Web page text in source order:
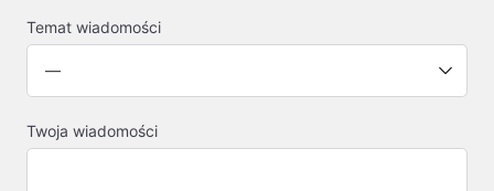
Temat wiadomości
Twoja wiadomości